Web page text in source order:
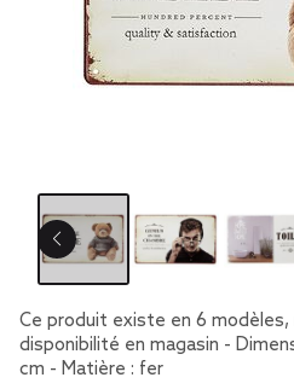
Ce produit existe en 6
disponibilité en magasin -
cm - Matière : fer